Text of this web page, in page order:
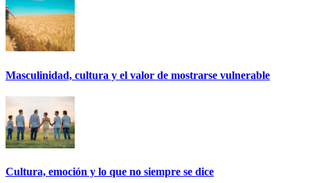
Masculinidad, cultura y el valor de mostrarse vulnerable
Cultura, emoción y lo que no siempre se dice